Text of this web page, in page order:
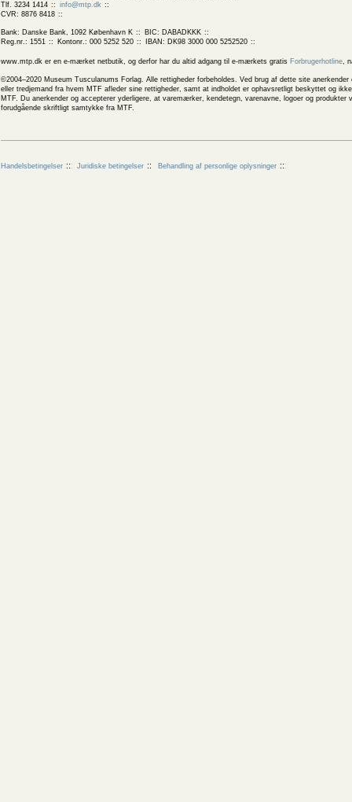
Tlf. 3234 1414
info@mtp.dk
CVR: 8876 8418
Bank: Danske Bank, 1092 København K
BIC: DABADKKK
Reg.nr.: 1551
Kontonr.: 000 5252 520 IBAN: DK98 3000 000 5252520
www.mtp.dk er en e-mærket netbutik, og derfor har du altid adgang til e-mærkets gratis Forbrugerhotline,
©2004–2020 Museum Tusculanums Forlag. Alle rettigheder forbeholdes. Ved brug af dette site
eller tredjemand fra hvem MTF afleder sine rettigheder, samt at indholdet er ophavsretligt beskyttet og
MTF. Du anerkender og accepterer yderligere, at varemærker, kendetegn, varenavne, logoer og
forudgående skriftligt samtykke fra MTF.
Handelsbetingelser Juridiske betingelser Behandling af personlige oplysninger